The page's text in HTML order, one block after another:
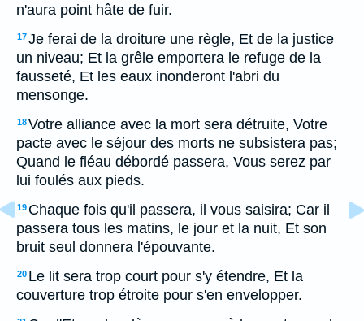
n'aura point hâte de fuir.
17Je ferai de la droiture une règle, Et de la justice
un niveau; Et la grêle emportera le refuge de la
fausseté, Et les eaux inonderont l'abri du
mensonge.
18Votre alliance avec la mort sera détruite, Votre
pacte avec le séjour des morts ne subsistera pas;
Quand le fléau débordé passera, Vous serez par
lui foulés aux pieds.
19 Chaque fois qu'il passera, il vous saisira; Car il
passera tous les matins, le jour et la nuit, Et son
bruit seul donnera l'épouvante.
20 Le lit sera trop court pour s'y étendre, Et la
couverture trop étroite pour s'en envelopper.